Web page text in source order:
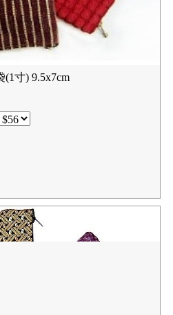
(1寸) 9.5x7cm